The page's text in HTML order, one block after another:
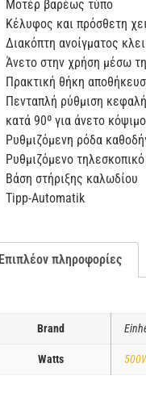
Μοτέρ βαρέως τύπο
Κέλυφος και πρόσθετη
Διακόπτη ανοίγματος
Άνετο στην χρήση μέσω
Πρακτική θήκη
Πενταπλή ρύθμιση
κατά 90º για άνετο
Ρυθμιζόμενη ρόδα
Ρυθμιζόμενο
Βάση στήριξης καλωδίου
Tipp-Automatik
Επιπλέον πληροφορίες
Brand
Watts